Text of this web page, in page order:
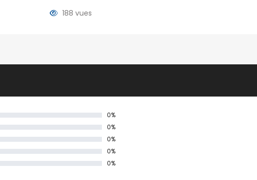
188 vues
0%
0%
0%
0%
0%
Ampasamadinika
Androndra
(1)